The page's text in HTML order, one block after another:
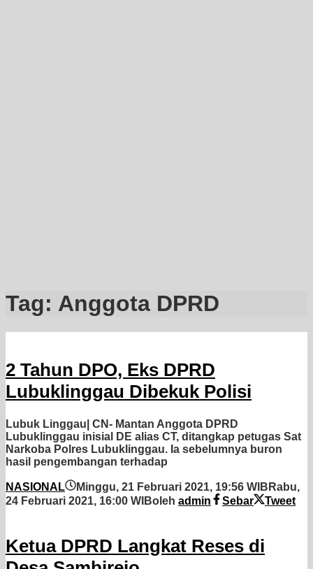
Tag: Anggota DPRD
2 Tahun DPO, Eks DPRD
Lubuklinggau Dibekuk Polisi
Lubuk Linggau| CN- Mantan Anggota DPRD
Lubuklinggau inisial DE alias CT, ditangkap petugas Sat
Narkoba Polres Lubuklinggau. Ia sebelumnya buron
hasil pengembangan terhadap
NASIONAL Minggu, 21 Februari 2021, 19:56 WIB Rabu,
24 Februari 2021, 16:00 WIBoleh admin Sebar Tweet
Ketua DPRD Langkat Reses di